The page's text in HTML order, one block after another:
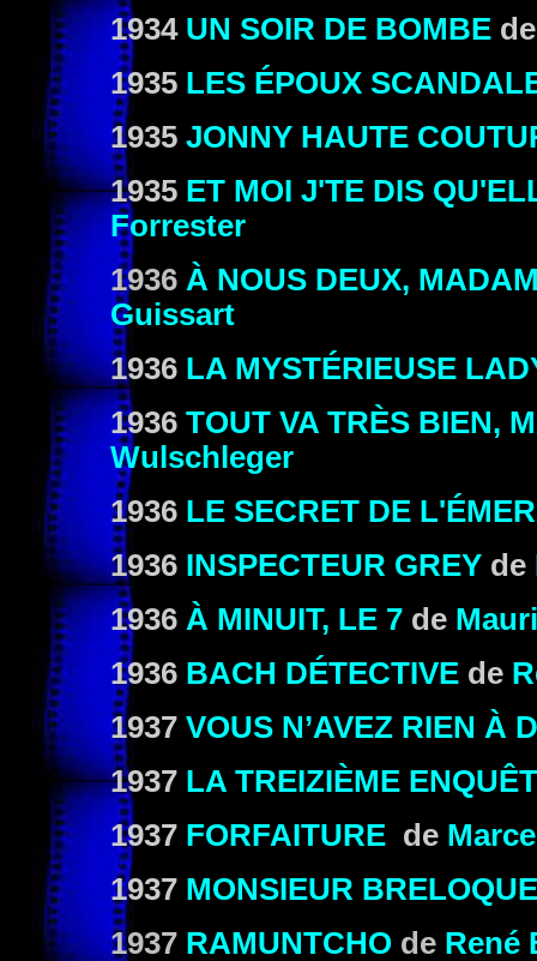
1934 UN SOIR DE BOMBE
1935 LES ÉPOUX
1935 JONNY HAUTE
1935 ET MOI J'TE DIS
Forrester
1936 À NOUS DEUX,
Guissart
1936 LA MYSTÉRIEUSE
1936 TOUT VA TRÈS BIEN,
Wulschleger
1936 LE SECRET DE
1936 INSPECTEUR GREY de
1936 À MINUIT, LE 7 de
1936 BACH DÉTECTIVE de
1937 VOUS N’AVEZ RIEN À
1937 LA TREIZIÈME
1937 FORFAITURE de
1937 MONSIEUR
1937 RAMUNTCHO de René